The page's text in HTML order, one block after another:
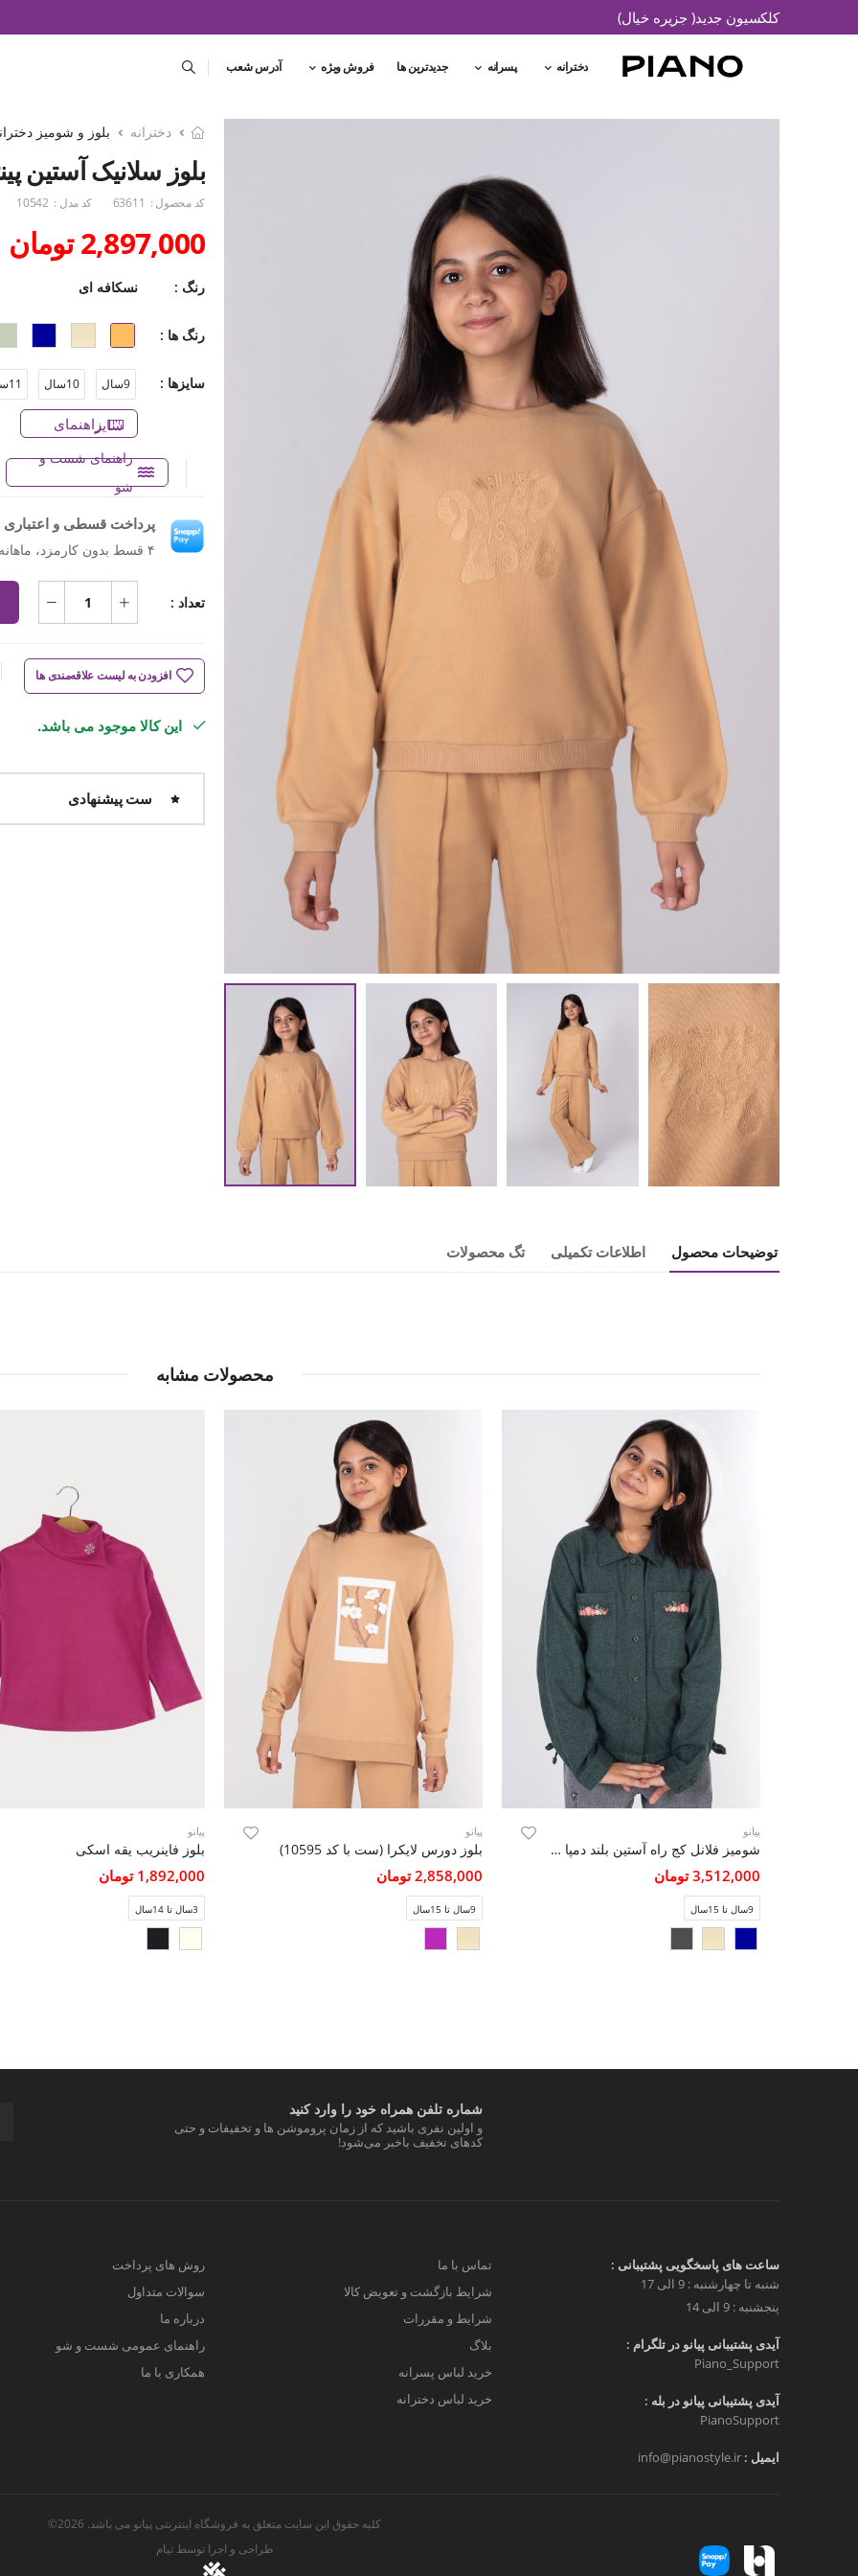
کلکسیون جدید( جزیره خیال)
دخترانه پسرانه جدیدترین ها فروش ویژه آدرس شعب
دخترانه بلوز و شومیز
بلوز سلانیک آستین
کد محصول : 63611 کد مدل : 10542
2,897,000 تومان
رنگ : نسکافه ای
رنگ ها :
سایزها : 9سال 10سال 11سال
راهنمای سایز
راهنمای شست و
شو
پرداخت قسطی و اعتباری
۴ قسط بدون کارمزد، ماهانه ۷۲۴٬۲۵۰ تومان
تعداد :
افزودن به لیست علاقه‌مندی ها
این کالا موجود می باشد.
ست پیشنهادی
توضیحات محصول اطلاعات تکمیلی تگ محصولات
محصولات مشابه
پیانو
شومیز فلانل کج راه آستین بلند دمپا گت دار
3,512,000 تومان
9سال تا 15سال
پیانو
بلوز دورس لایکرا (ست با کد 10595)
2,858,000 تومان
9سال تا 15سال
پیانو
بلوز فاینریب یقه اسکی
1,892,000 تومان
3سال تا 14سال
شماره تلفن همراه خود را وارد کنید
و اولین نفری باشید که از زمان پروموشن ها و تخفیفات و حتی
کدهای تخفیف باخبر می‌شود!
ساعت های پاسخگویی پشتیبانی :
شنبه تا چهارشنبه : 9 الی 17
پنجشنبه : 9 الی 14
آیدی پشتیبانی پیانو در تلگرام :
Piano_Support
آیدی پشتیبانی پیانو در بله :
PianoSupport
ایمیل : info@pianostyle.ir
تماس با ما
شرایط بازگشت و تعویض کالا
شرایط و مقررات
بلاگ
خرید لباس پسرانه
خرید لباس دخترانه
روش های پرداخت
سوالات متداول
درباره ما
راهنمای عمومی شست و شو
همکاری با ما
کلیه حقوق این سایت متعلق به فروشگاه اینترنتی پیانو می باشد. 2026©
طراحی و اجرا توسطتیام